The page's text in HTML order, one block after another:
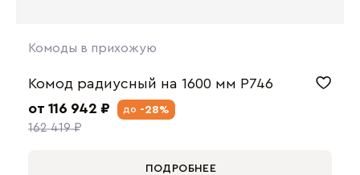
Комоды в прихожую
Комод радиусный на 1600 мм P746
от 116 942 ₽
162 419 ₽
до -28%
ПОДРОБНЕЕ